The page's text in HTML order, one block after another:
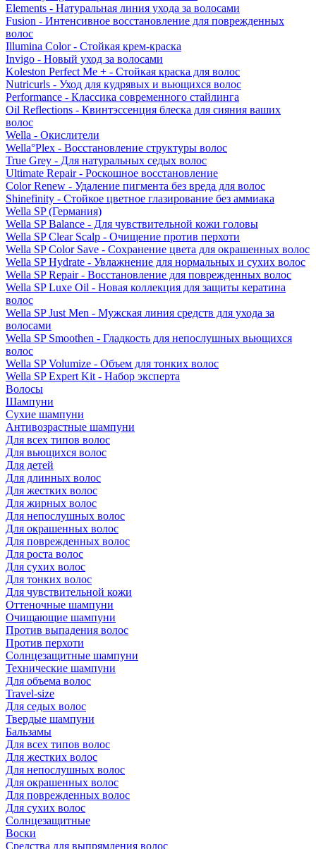
Elements - Натуральная линия ухода за волосами
Fusion - Интенсивное восстановление для поврежденных
волос
Illumina Color - Стойкая крем-краска
Invigo - Новый уход за волосами
Koleston Perfect Me + - Стойкая краска для волос
Nutricurls - Уход для кудрявых и вьющихся волос
Performance - Классика современного стайлинга
Oil Reflections - Квинтэссенция блеска для сияния ваших
волос
Wella - Окислители
Wella°Plex - Восстановление структуры волос
True Grey - Для натуральных седых волос
Ultimate Repair - Роскошное восстановление
Color Renew - Удаление пигмента без вреда для волос
Shinefinity - Стойкое цветное глазирование без аммиака
Wella SP (Германия)
Wella SP Balance - Для чувствительной кожи головы
Wella SP Clear Scalp - Очищение против перхоти
Wella SP Color Save - Сохранение цвета для окрашенных волос
Wella SP Hydrate - Увлажнение для нормальных и сухих волос
Wella SP Repair - Восстановление для поврежденных волос
Wella SP Luxe Oil - Новая коллекция для защиты кератина
волос
Wella SP Just Men - Мужская линия средств для ухода за
волосами
Wella SP Smoothen - Гладкость для непослушных вьющихся
волос
Wella SP Volumize - Объем для тонких волос
Wella SP Expert Kit - Набор эксперта
Волосы
Шампуни
Сухие шампуни
Антивозрастные шампуни
Для всех типов волос
Для вьющихся волос
Для детей
Для длинных волос
Для жестких волос
Для жирных волос
Для непослушных волос
Для окрашенных волос
Для поврежденных волос
Для роста волос
Для сухих волос
Для тонких волос
Для чувствительной кожи
Оттеночные шампуни
Очищающие шампуни
Против выпадения волос
Против перхоти
Солнцезащитные шампуни
Технические шампуни
Для объема волос
Travel-size
Для седых волос
Твердые шампуни
Бальзамы
Для всех типов волос
Для жестких волос
Для непослушных волос
Для окрашенных волос
Для поврежденных волос
Для сухих волос
Солнцезащитные
Воски
Средства для выпрямления волос